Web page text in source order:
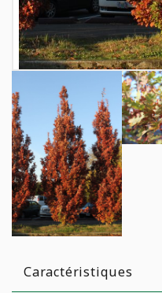
Caractéristiques